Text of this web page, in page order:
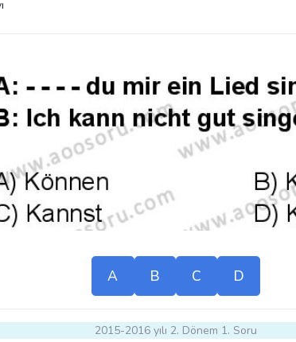
A B C D
2015-2016 yılı 2. Dönem 1. Soru